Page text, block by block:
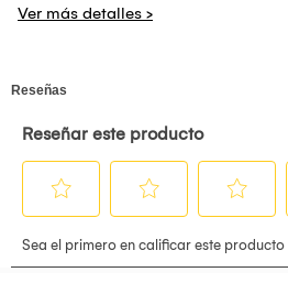
de la luz), tiempo de carga: 7
garantía.